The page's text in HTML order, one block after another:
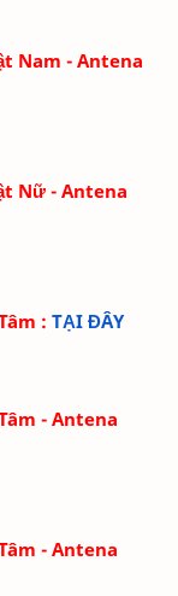
Nam - Antena
Nữ - Antena
: TẠI ĐÂY
- Antena
- Antena